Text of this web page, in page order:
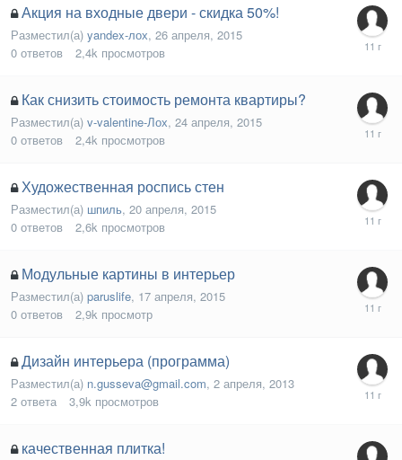
Акция на входные двери - скидка 50%!
Разместил(а) yandex-лох, 26 апреля, 2015
0 ответов 2,4k просмотров
Как снизить стоимость ремонта квартиры?
Разместил(а) v-valentine-Лох, 24 апреля, 2015
0 ответов 2,4k просмотров
Художественная роспись стен
Разместил(а) шпиль, 20 апреля, 2015
0 ответов 2,6k просмотров
Модульные картины в интерьер
Разместил(а) paruslife, 17 апреля, 2015
0 ответов 2,9k просмотр
Дизайн интерьера (программа)
Разместил(а) n.gusseva@gmail.com, 2 апреля, 2013
2 ответа 3,9k просмотров
качественная плитка!